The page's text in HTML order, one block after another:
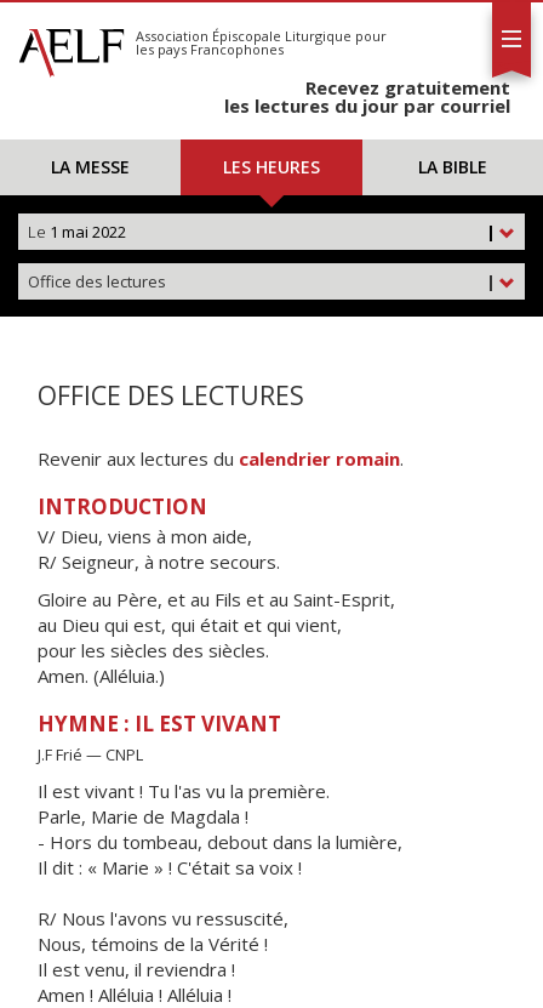
S'abonner
Calendrier
Association Épiscopale Liturgique pour
les pays Francophones
Recevez gratuitement
les lectures du jour par courriel
LA MESSE LES HEURES LA BIBLE
|
Le 1 mai 2022
|
Office des lectures
OFFICE DES LECTURES
Revenir aux lectures du calendrier romain.
INTRODUCTION
V/ Dieu, viens à mon aide,
R/ Seigneur, à notre secours.
Gloire au Père, et au Fils et au Saint-Esprit,
au Dieu qui est, qui était et qui vient,
pour les siècles des siècles.
Amen. (Alléluia.)
HYMNE : IL EST VIVANT
J.F Frié — CNPL
Il est vivant ! Tu l'as vu la première.
Parle, Marie de Magdala !
- Hors du tombeau, debout dans la lumière,
Il dit : « Marie » ! C'était sa voix !
R/ Nous l'avons vu ressuscité,
Nous, témoins de la Vérité !
Il est venu, il reviendra !
Amen ! Alléluia ! Alléluia !